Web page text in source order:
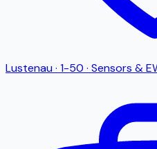
Lustenau· 1-50 · Sensors &